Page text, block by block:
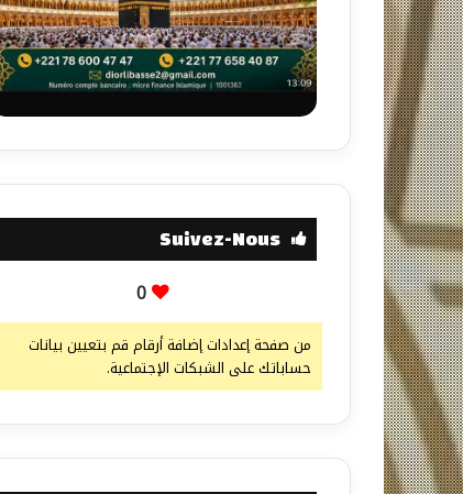
Suivez-Nous
0
من صفحة إعدادات إضافة أرقام قم بتعيين بيانات
حساباتك على الشبكات الإجتماعية.